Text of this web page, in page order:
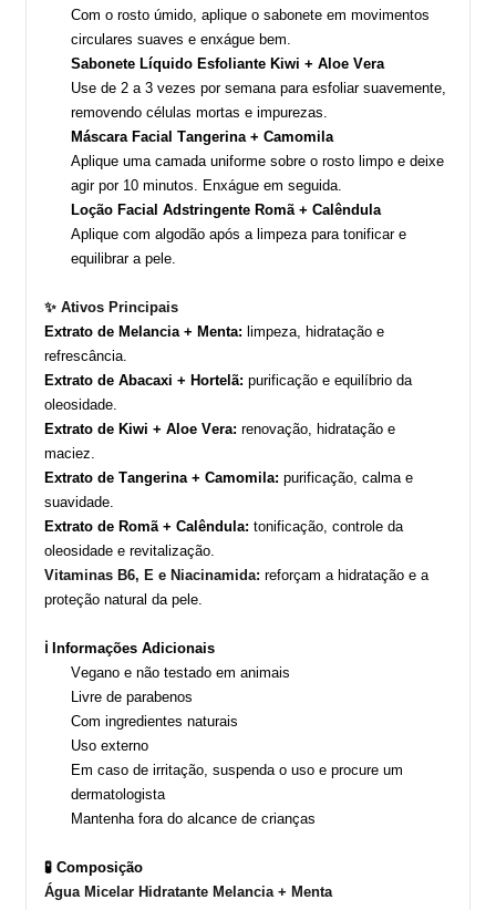
Com o rosto úmido, aplique o sabonete em movimentos
circulares suaves e enxágue bem.
Sabonete Líquido Esfoliante Kiwi + Aloe Vera
Use de 2 a 3 vezes por semana para esfoliar suavemente,
removendo células mortas e impurezas.
Máscara Facial Tangerina + Camomila
Aplique uma camada uniforme sobre o rosto limpo e deixe
agir por 10 minutos. Enxágue em seguida.
Loção Facial Adstringente Romã + Calêndula
Aplique com algodão após a limpeza para tonificar e
equilibrar a pele.
✨ Ativos Principais
Extrato de Melancia + Menta: limpeza, hidratação e
refrescância.
Extrato de Abacaxi + Hortelã: purificação e equilíbrio da
oleosidade.
Extrato de Kiwi + Aloe Vera: renovação, hidratação e
maciez.
Extrato de Tangerina + Camomila: purificação, calma e
suavidade.
Extrato de Romã + Calêndula: tonificação, controle da
oleosidade e revitalização.
Vitaminas B6, E e Niacinamida: reforçam a hidratação e a
proteção natural da pele.
ℹ️ Informações Adicionais
Vegano e não testado em animais
Livre de parabenos
Com ingredientes naturais
Uso externo
Em caso de irritação, suspenda o uso e procure um
dermatologista
Mantenha fora do alcance de crianças
🧪 Composição
Água Micelar Hidratante Melancia + Menta